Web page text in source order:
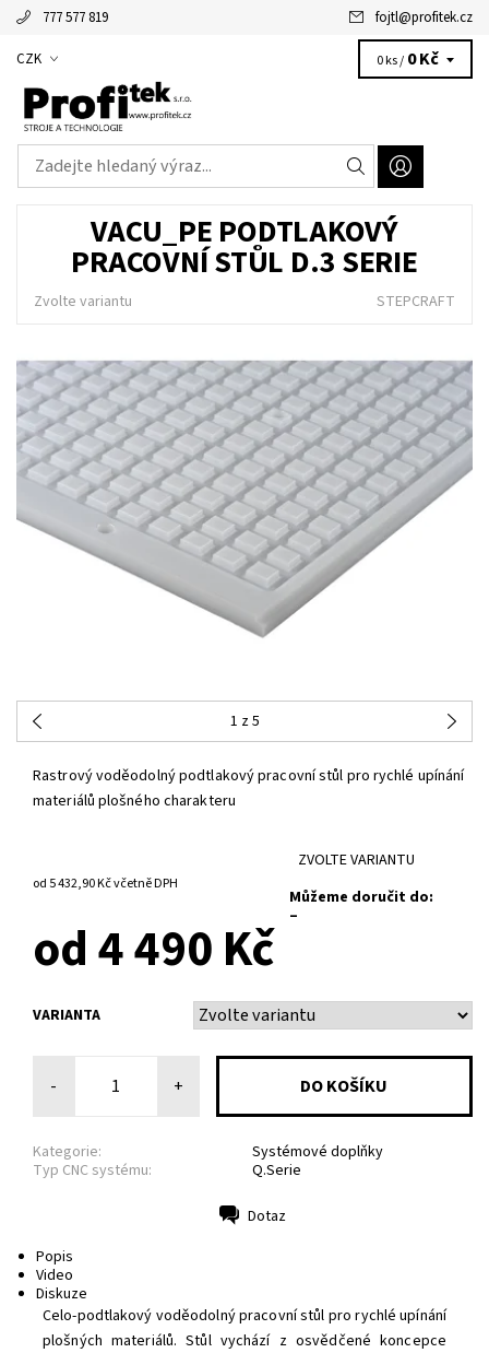
777 577 819 fojtl@profitek.cz
CZK 0 ks / 0 Kč
VACU_PE PODTLAKOVÝ
PRACOVNÍ STŮL D.3 SERIE
Zvolte variantu STEPCRAFT
1 z 5
Rastrový voděodolný podtlakový pracovní stůl pro rychlé upínání
materiálů plošného charakteru
od 5 432,90 Kčvčetně DPH
ZVOLTE VARIANTU
Můžeme doručit do:
–
od 4 490 Kč
VARIANTA
- +
Kategorie:
Systémové doplňky
Typ CNC systému:
Q.Serie
Dotaz
Popis
Video
Diskuze
Celo-podtlakový voděodolný pracovní stůl pro rychlé upínání
plošných materiálů. Stůl vychází z osvědčené koncepce
Alžbětka - vaše virtuální asistentka